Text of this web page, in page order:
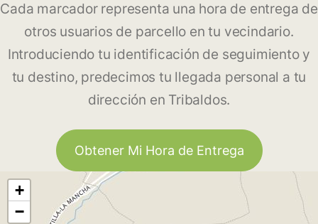
Cada marcador representa una hora de entrega de
otros usuarios de parcello en tu vecindario.
Introduciendo tu identificación de seguimiento y
tu destino, predecimos tu llegada personal a tu
dirección en Tribaldos.
Obtener Mi Hora de Entrega
+
−